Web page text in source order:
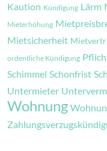
Kaution Kündigung Lärm
Mieterhöhung
Mietsicherheit
ordentliche Kündigung
Schimmel Schonfrist
Untermieter
Wohnung